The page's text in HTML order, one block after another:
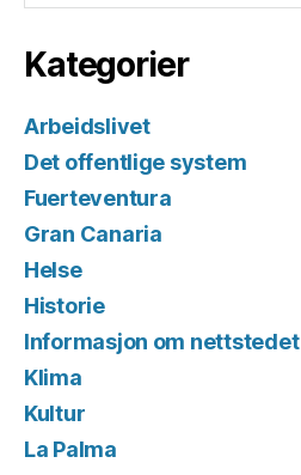
Kategorier
Arbeidslivet
Det offentlige system
Fuerteventura
Gran Canaria
Helse
Historie
Informasjon om nettstedet
Klima
Kultur
La Palma